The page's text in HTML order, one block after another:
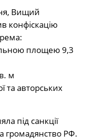
Вищий
конфіскацію
площею 9,3
м
та авторських
під санкції
громадянство РФ.